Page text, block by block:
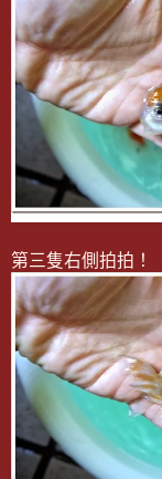
第三隻右側拍拍！